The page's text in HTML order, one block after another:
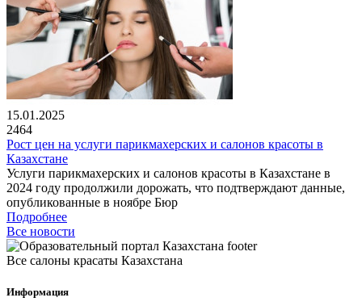
15.01.2025
2464
Рост цен на услуги парикмахерских и салонов красоты в
Казахстане
Услуги парикмахерских и салонов красоты в Казахстане в
2024 году продолжили дорожать, что подтверждают данные,
опубликованные в ноябре Бюр
Подробнее
Все новости
Все салоны красаты Казахстана
Информация